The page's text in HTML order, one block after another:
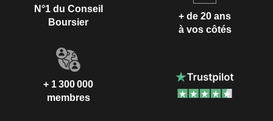
N°1 du Conseil
Boursier
+ de 20 ans
à vos côtés
+ 1 300 000
membres